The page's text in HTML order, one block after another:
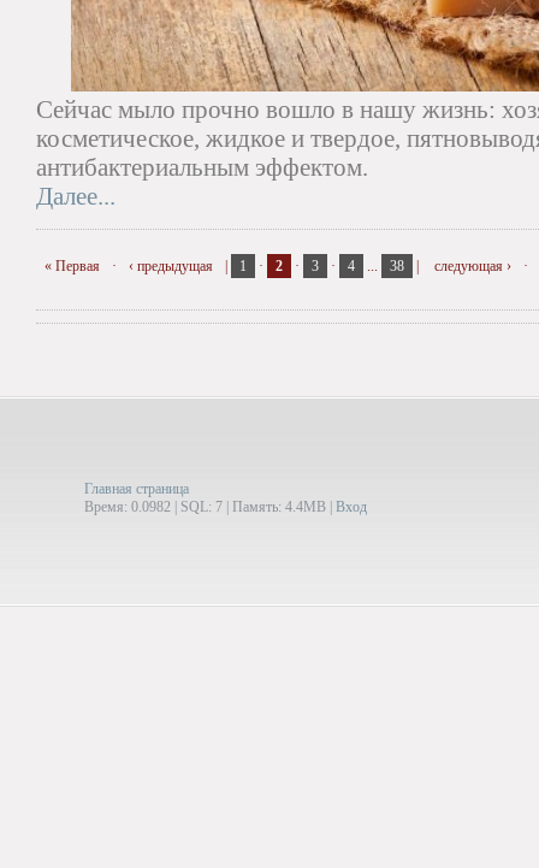
Сейчас мыло прочно вошло в нашу жизнь:
косметическое, жидкое и твердое,
антибактериальным эффектом.
Далее...
« Первая · ‹ предыдущая 1 · 2 · 3 · 4 ... 38 следующая › ·
Главная страница
Время: 0.0982 | SQL: 7 | Память: 4.4MB Вход